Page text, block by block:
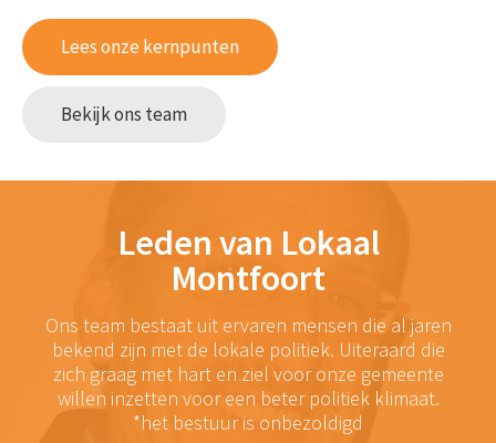
Lees onze kernpunten
Bekijk ons team
Leden van Lokaal
Montfoort
Ons team bestaat uit ervaren mensen die al jaren
bekend zijn met de lokale politiek. Uiteraard die
zich graag met hart en ziel voor onze gemeente
willen inzetten voor een beter politiek klimaat.
*het bestuur is onbezoldigd